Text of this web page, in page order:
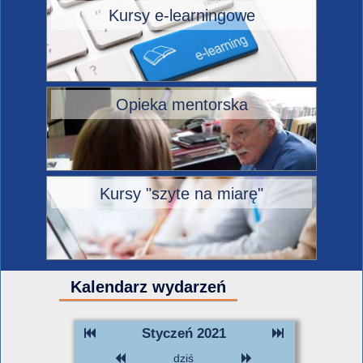
Kursy e-learningowe
Opieka mentorska
Kursy "szyte na miarę"
Kalendarz wydarzeń
Styczeń 2021
dziś